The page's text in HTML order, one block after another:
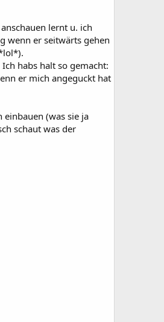
lernt u. ich
wenn er seitwärts gehen
habs halt so gemacht:
er mich angeguckt hat
einbauen (was sie ja
schaut was der